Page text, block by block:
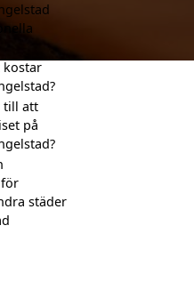
kostar
till att
på
städer